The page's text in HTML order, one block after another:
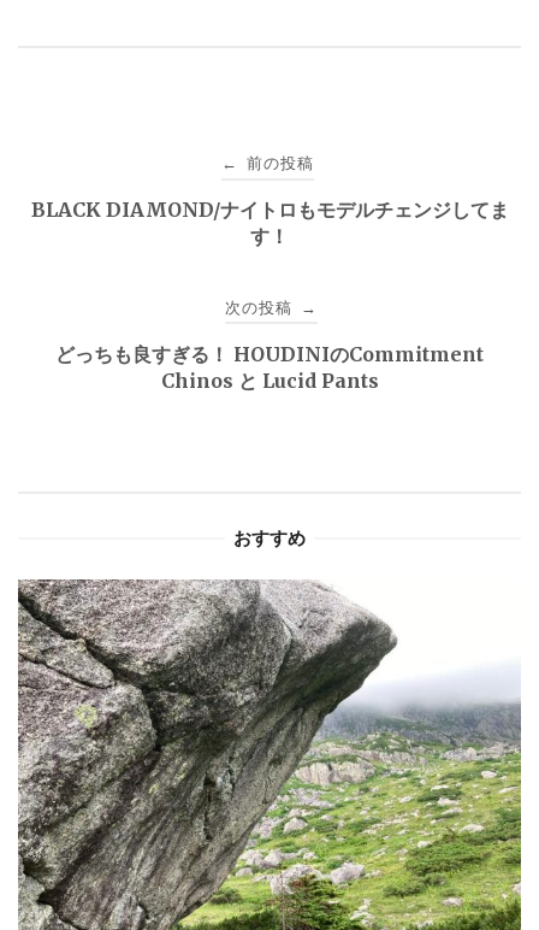
稿
← 前の投稿
BLACK DIAMOND/ナイトロもモデルチェンジしてま
す！
次の投稿 →
どっちも良すぎる！ HOUDINIのCommitment
Chinos と Lucid Pants
おすすめ